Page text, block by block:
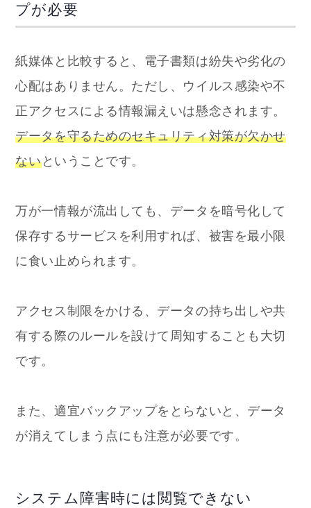
プが必要
紙媒体と比較すると、電子書類は紛失や劣化の
心配はありません。ただし、ウイルス感染や不
正アクセスによる情報漏えいは懸念されます。
データを守るためのセキュリティ対策が欠かせ
ないということです。
万が一情報が流出しても、データを暗号化して
保存するサービスを利用すれば、被害を最小限
に食い止められます。
アクセス制限をかける、データの持ち出しや共
有する際のルールを設けて周知することも大切
です。
また、適宜バックアップをとらないと、データ
が消えてしまう点にも注意が必要です。
システム障害時には閲覧できない